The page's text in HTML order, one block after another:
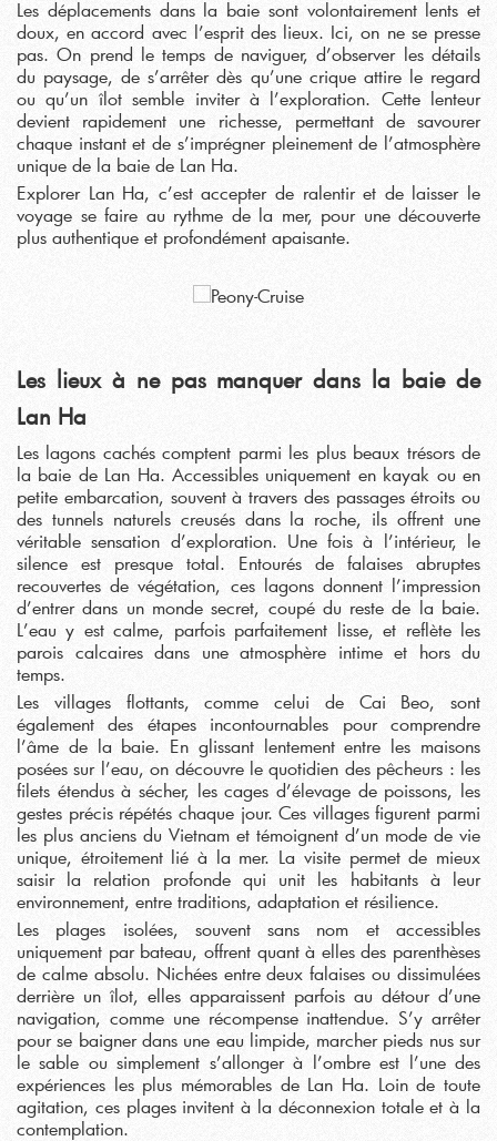
Les déplacements dans la baie sont volontairement lents et
doux, en accord avec l’esprit des lieux. Ici, on ne se presse
pas. On prend le temps de naviguer, d’observer les détails
du paysage, de s’arrêter dès qu’une crique attire le regard
ou qu’un îlot semble inviter à l’exploration. Cette lenteur
devient rapidement une richesse, permettant de savourer
chaque instant et de s’imprégner pleinement de l’atmosphère
unique de la baie de Lan Ha.
Explorer Lan Ha, c’est accepter de ralentir et de laisser le
voyage se faire au rythme de la mer, pour une découverte
plus authentique et profondément apaisante.
Les lieux à ne pas manquer dans la baie de
Lan Ha
Les lagons cachés comptent parmi les plus beaux trésors de
la baie de Lan Ha. Accessibles uniquement en kayak ou en
petite embarcation, souvent à travers des passages étroits ou
des tunnels naturels creusés dans la roche, ils offrent une
véritable sensation d’exploration. Une fois à l’intérieur, le
silence est presque total. Entourés de falaises abruptes
recouvertes de végétation, ces lagons donnent l’impression
d’entrer dans un monde secret, coupé du reste de la baie.
L’eau y est calme, parfois parfaitement lisse, et reflète les
parois calcaires dans une atmosphère intime et hors du
temps.
Les villages flottants, comme celui de Cai Beo, sont
également des étapes incontournables pour comprendre
l’âme de la baie. En glissant lentement entre les maisons
posées sur l’eau, on découvre le quotidien des pêcheurs : les
filets étendus à sécher, les cages d’élevage de poissons, les
gestes précis répétés chaque jour. Ces villages figurent parmi
les plus anciens du Vietnam et témoignent d’un mode de vie
unique, étroitement lié à la mer. La visite permet de mieux
saisir la relation profonde qui unit les habitants à leur
environnement, entre traditions, adaptation et résilience.
Les plages isolées, souvent sans nom et accessibles
uniquement par bateau, offrent quant à elles des parenthèses
de calme absolu. Nichées entre deux falaises ou dissimulées
derrière un îlot, elles apparaissent parfois au détour d’une
navigation, comme une récompense inattendue. S’y arrêter
pour se baigner dans une eau limpide, marcher pieds nus sur
le sable ou simplement s’allonger à l’ombre est l’une des
expériences les plus mémorables de Lan Ha. Loin de toute
agitation, ces plages invitent à la déconnexion totale et à la
contemplation.